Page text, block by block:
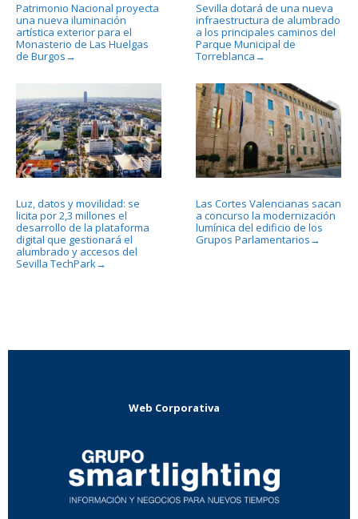
Patrimonio Nacional proyecta
una nueva iluminación
artística exterior para el
Monasterio de Las Huelgas
de Burgos →
Sevilla dotará de una nueva
infraestructura de alumbrado
a los principales caminos del
Parque Municipal de
Torreblanca →
Luz, datos y movilidad: se
licita por 2,3 millones el
desarrollo de la plataforma
digital que gestionará el
alumbrado y accesos del
Sevilla TechPark→
Las Cortes Valencianas sacan
a concurso la modernización
lumínica del edificio de los
Grupos Parlamentarios →
Web Corporativa